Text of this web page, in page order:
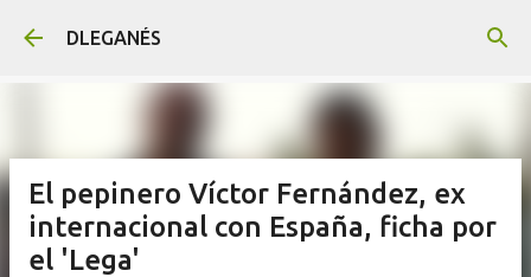
DLEGANÉS
El pepinero Víctor Fernández, ex
internacional con España, ficha por
el 'Lega'